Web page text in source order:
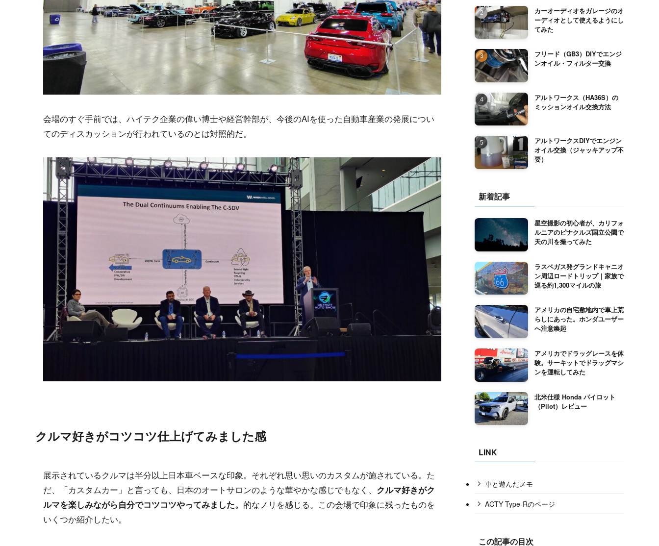
会場のすぐ手前では、ハイテク企業の偉い博士や経営幹部が、今後のAIを使った自動車産業の発展につい
てのディスカッションが行われているのとは対照的だ。
クルマ好きがコツコツ仕上げてみました感
展示されているクルマは半分以上日本車ベースな印象。それぞれ思い思いのカスタムが施されている。た
だ、「カスタムカー」と言っても、日本のオートサロンのような華やかな感じでもなく、 クルマ好きがク
ルマを楽しみながら自分でコツコツやってみました。 的なノリを感じる。この会場で印象に残ったものを
いくつか紹介したい。
カーオーディオをガレージのオ
ーディオとして使えるようにし
てみた
フリード（GB3）DIYでエンジ
ンオイル・フィルター交換
アルトワークス（HA36S）の
ミッションオイル交換方法
アルトワークスDIYでエンジン
オイル交換（ジャッキアップ不
要）
新着記事
星空撮影の初心者が、カリフォ
ルニアのピナクルズ国立公園で
天の川を撮ってみた
ラスベガス発グランドキャニオ
ン周辺ロードトリップ｜家族で
巡る約1,300マイルの旅
アメリカの自宅敷地内で車上荒
らしにあった。ホンダユーザー
へ注意喚起
アメリカでドラッグレースを体
験。サーキットでドラッグマシ
ンを運転してみた
北米仕様 Honda パイロット
（Pilot）レビュー
LINK
車と遊んだメモ
ACTY Type-Rのページ
この記事の目次